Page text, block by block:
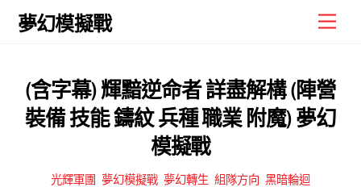
Skip
夢幻模擬戰
(含字幕) 輝黯逆命者 詳盡解構 (陣營
裝備 技能 鑄紋 兵種 職業 附魔) 夢幻
模擬戰
光輝軍團 夢幻模擬戰 夢幻轉生 組隊方向 黑暗輪迴